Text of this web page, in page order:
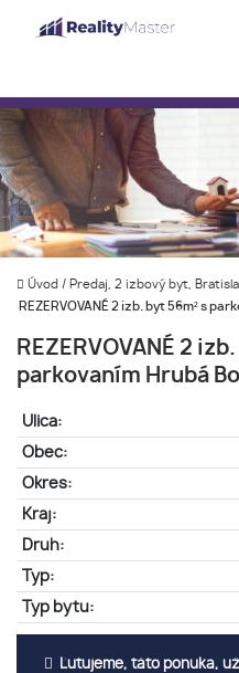
Úvod / Predaj, 2 izbový byt,
REZERVOVANÉ 2 izb. byt 56m² s
REZERVOVANÉ 2
parkovaním Hrubá
Ulica:
Obec:
Okres:
Kraj:
Druh:
Typ:
Typ bytu:
Ľutujeme, táto ponuka,